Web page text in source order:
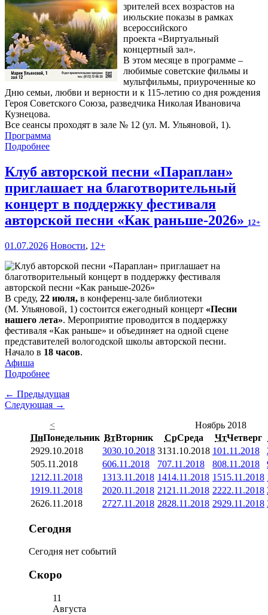
зрителей всех возрастов на
июльские показы в рамках
всероссийского
проекта «Виртуальный
концертный зал».
В этом месяце в программе –
любимые советские фильмы и
мультфильмы, приуроченные ко
Дню семьи, любви и верности и к 115-летию со дня рождения
Героя Советского Союза, разведчика Николая Ивановича
Кузнецова.
Все сеансы проходят в зале № 12 (ул. М. Ульяновой, 1).
Программа
Подробнее
Клуб авторской песни «Параплан»
приглашает на благотворительный
концерт в поддержку фестиваля
авторской песни «Как раньше-2026» 12+
01.07.2026 Новости, 12+
В среду, 22 июля, в конференц-зале библиотеки
(М. Ульяновой, 1) состоится ежегодный концерт «Песни
нашего лета». Мероприятие проводится в поддержку
фестиваля «Как раньше» и объединяет на одной сцене
представителей вологодской школы авторской песни.
Начало в 18 часов.
Афиша
Подробнее
← Предыдущая
Следующая →
<
Ноябрь 2018
ПнПонедельник ВтВторник СрСреда ЧтЧетверг
2929.10.2018 3030.10.2018 3131.10.2018 101.11.2018
505.11.2018 606.11.2018 707.11.2018 808.11.2018
1212.11.2018 1313.11.2018 1414.11.2018 1515.11.2018
1919.11.2018 2020.11.2018 21 21.11.2018 2222.11.2018
2626.11.2018 2727.11.2018 2828.11.2018 2929.11.2018
Сегодня
Сегодня нет событий
Скоро
11
Августа